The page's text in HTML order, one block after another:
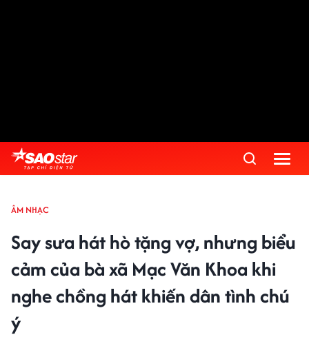
ÂM NHẠC
Say sưa hát hò tặng vợ, nhưng biểu
cảm của bà xã Mạc Văn Khoa khi
nghe chồng hát khiến dân tình chú
ý